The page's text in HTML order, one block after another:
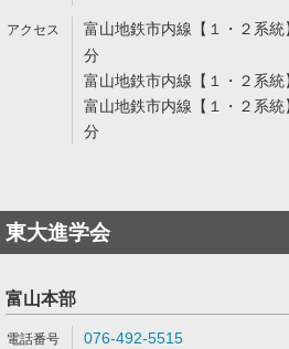
富山地鉄市内線【１・２系
分
富山地鉄市内線【１・２系
富山地鉄市内線【１・２系
分
東大進学会
富山本部
076-492-5515